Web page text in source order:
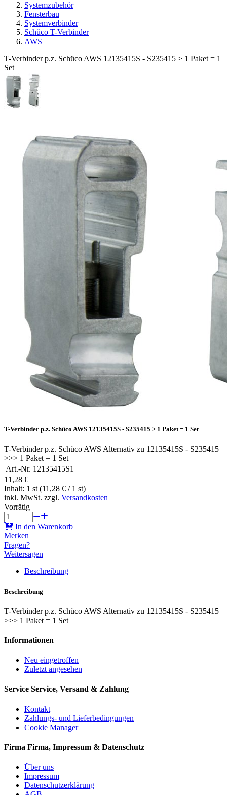
Systemzubehör
Fensterbau
Systemverbinder
Schüco T-Verbinder
AWS
T-Verbinder p.z. Schüco AWS 12135415S - S235415 > 1 Paket = 1
Set
T-Verbinder p.z. Schüco AWS 12135415S - S235415 > 1 Paket = 1 Set
T-Verbinder p.z. Schüco AWS Alternativ zu 12135415S - S235415
>>> 1 Paket = 1 Set
Art.-Nr. 12135415S1
11,28 €
Inhalt: 1 st (11,28 € / 1 st)
inkl. MwSt. zzgl. Versandkosten
Vorrätig
In den Warenkorb
Merken
Fragen?
Weitersagen
Beschreibung
Beschreibung
T-Verbinder p.z. Schüco AWS Alternativ zu 12135415S - S235415
>>> 1 Paket = 1 Set
Informationen
Neu eingetroffen
Zuletzt angesehen
Service Service, Versand & Zahlung
Kontakt
Zahlungs- und Lieferbedingungen
Cookie Manager
Firma Firma, Impressum & Datenschutz
Über uns
Impressum
Datenschutzerklärung